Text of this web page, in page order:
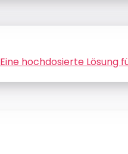
hochdosierte Lösung